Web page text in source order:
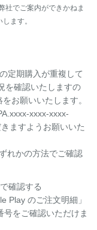
社でご案内ができかねま
ます。
定期購入が重複して
を確認いたしますの
お願いいたします。
xxxx-xxxx-
ますようお願いいた
れかの方法でご確認
確認する
Play のご注文明細」
をご確認いただけま